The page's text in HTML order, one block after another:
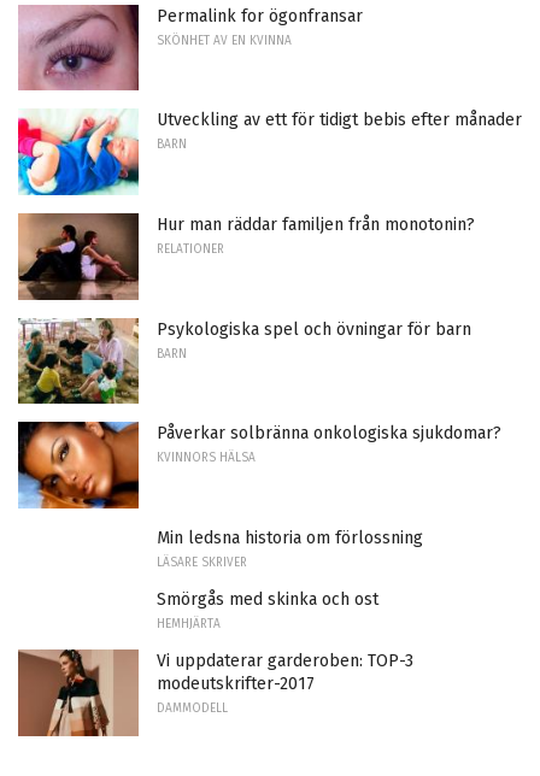
Permalink for ögonfransar
SKÖNHET AV EN KVINNA
Utveckling av ett för tidigt bebis efter månader
BARN
Hur man räddar familjen från monotonin?
RELATIONER
Psykologiska spel och övningar för barn
BARN
Påverkar solbränna onkologiska sjukdomar?
KVINNORS HÄLSA
Min ledsna historia om förlossning
LÄSARE SKRIVER
Smörgås med skinka och ost
HEMHJÄRTA
Vi uppdaterar garderoben: TOP-3
modeutskrifter-2017
DAMMODELL